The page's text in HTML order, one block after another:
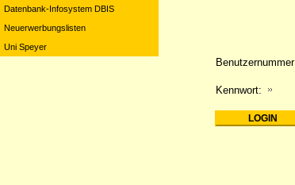
Datenbank-Infosystem DBIS
Neuerwerbungslisten
Uni Speyer
Kennwort: